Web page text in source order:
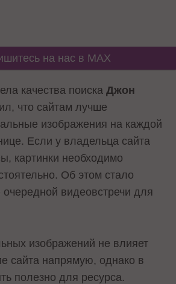
на нас в MAX
качества поискаДжон
что сайтам лучше
изображения на каждой
Если у владельца сайта
картинки необходимо
Об этом стало
очередной видеовстречи для
изображений не влияет
сайта напрямую, однако в
полезно для ресурса.